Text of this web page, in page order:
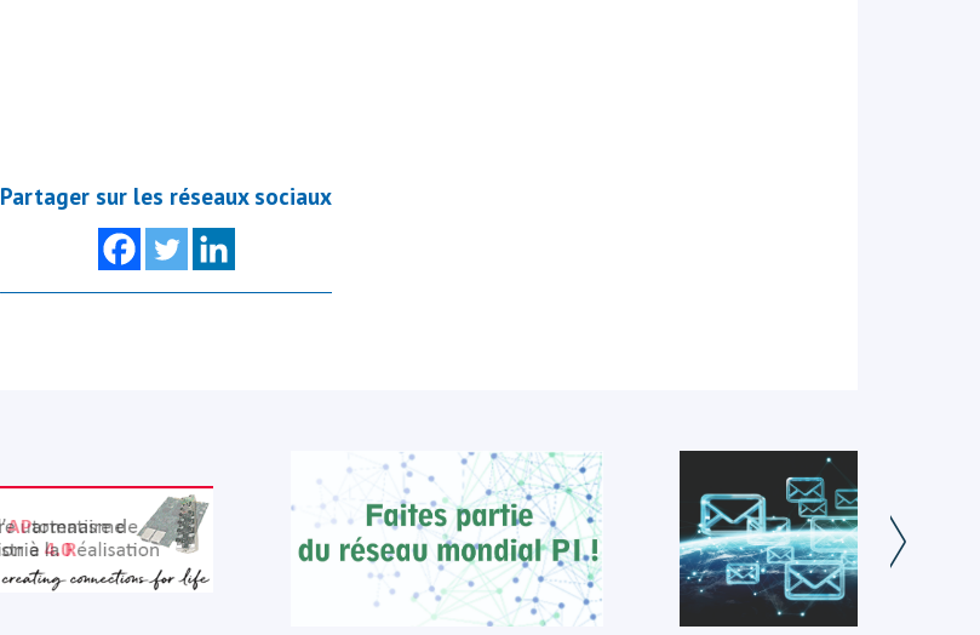
Partager sur les réseaux sociaux